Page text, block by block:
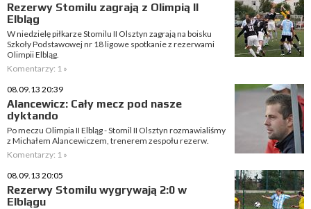
Rezerwy Stomilu zagrają z Olimpią II
Elbląg
W niedzielę piłkarze Stomilu II Olsztyn zagrają na boisku
Szkoły Podstawowej nr 18 ligowe spotkanie z rezerwami
Olimpii Elbląg.
Komentarzy: 1 »
08.09.13 20:39
Alancewicz: Cały mecz pod nasze
dyktando
Po meczu Olimpia II Elbląg - Stomil II Olsztyn rozmawialiśmy
z Michałem Alancewiczem, trenerem zespołu rezerw.
Komentarzy: 1 »
08.09.13 20:05
Rezerwy Stomilu wygrywają 2:0 w
Elblągu